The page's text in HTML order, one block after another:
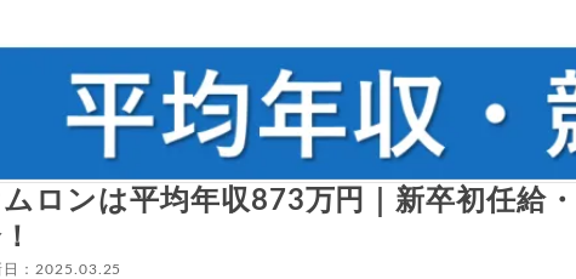
ロンは平均年収873万円｜新卒初任給
日：2025.03.25